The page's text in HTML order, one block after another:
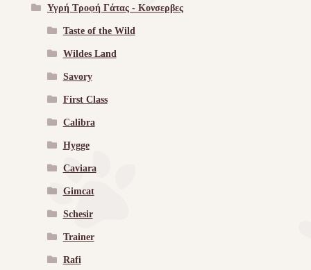
Υγρή Τροφή Γάτας - Kονσερβες
Taste of the Wild
Wildes Land
Savory
First Class
Calibra
Hygge
Caviara
Gimcat
Schesir
Trainer
Rafi